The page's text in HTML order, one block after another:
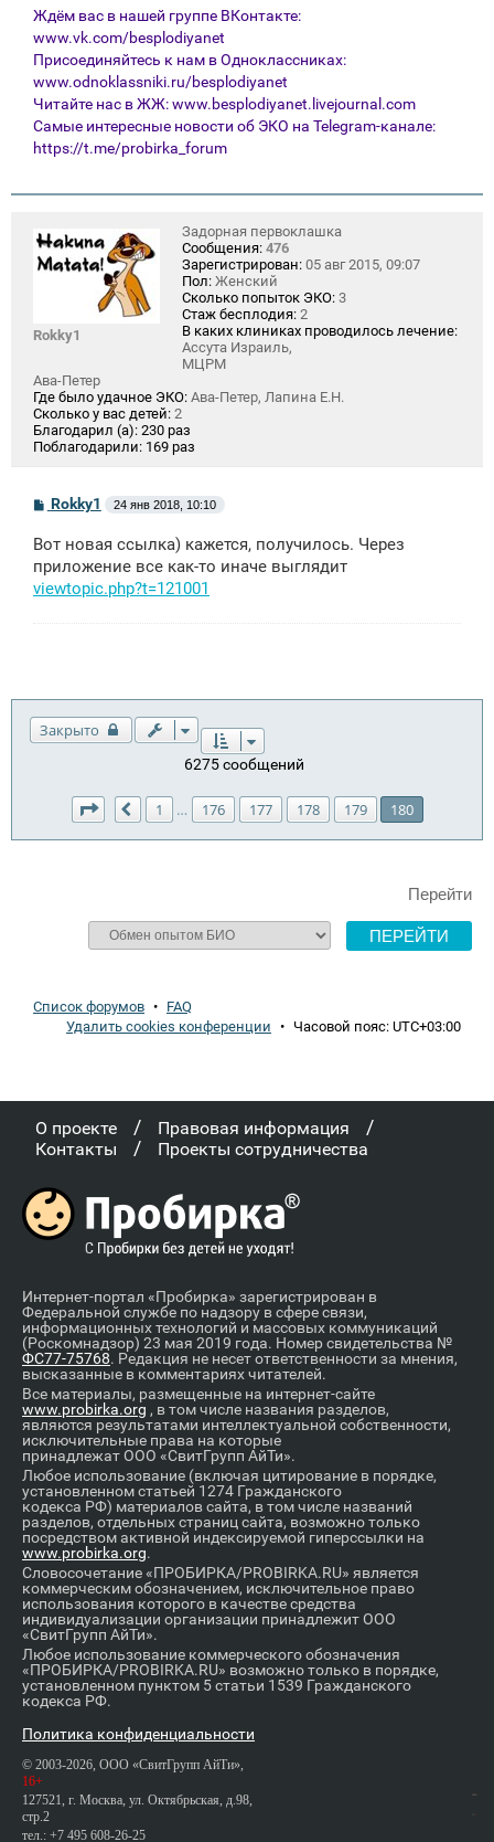
Ждём вас в нашей группе ВКонтакте:
www.vk.com/besplodiyanet
Присоединяйтесь к нам в Одноклассниках:
www.odnoklassniki.ru/besplodiyanet
Читайте нас в ЖЖ:www.besplodiyanet.livejournal.com
Самые интересные новости об ЭКО на Telegram-канале:
https://t.me/probirka_forum
Rokky1
Задорная первоклашка
Сообщения: 476
Зарегистрирован: 05 авг 2015, 09:07
Пол: Женский
Сколько попыток ЭКО: 3
Стаж бесплодия: 2
В каких клиниках проводилось лечение:
Ассута Израиль,
МЦРМ
Ава-Петер
Где было удачное ЭКО: Ава-Петер, Лапина Е.Н.
Сколько у вас детей: 2
Благодарил (а): 230 раз
Поблагодарили: 169 раз
С
о
б
щ
е
н
Rokky1 24 янв 2018, 10:10
Вот новая ссылка) кажется, получилось. Через
приложение все как-то иначе выглядит
viewtopic.php?t=121001
Закрыто
6275 сообщений
Страница 180 из180
Пред.
1 … 176 177 178 179 180
Перейти
Список форумов • FAQ
Удалить cookies конференции • Часовой пояс: UTC+03:00
О проекте / Правовая информация /
Контакты / Проекты сотрудничества
Интернет-портал «Пробирка» зарегистрирован в
Федеральной службе по надзору в сфере связи,
информационных технологий и массовых коммуникаций
(Роскомнадзор) 23 мая 2019 года. Номер свидетельства №
ФС77-75768. Редакция не несет ответственности за мнения,
высказанные в комментариях читателей.
Все материалы, размещенные на интернет-сайте
www.probirka.org , в том числе названия разделов,
являются результатами интеллектуальной собственности,
исключительные права на которые
принадлежат ООО «СвитГрупп АйТи».
Любое использование (включая цитирование в порядке,
установленном статьей 1274 Гражданского
кодекса РФ) материалов сайта, в том числе названий
разделов, отдельных страниц сайта, возможно только
посредством активной индексируемой гиперссылки на
www.probirka.org.
Словосочетание «ПРОБИРКА/PROBIRKA.RU» является
коммерческим обозначением, исключительное право
использования которого в качестве средства
индивидуализации организации принадлежит ООО
«СвитГрупп АйТи».
Любое использование коммерческого обозначения
«ПРОБИРКА/PROBIRKA.RU» возможно только в порядке,
установленном пунктом 5 статьи 1539 Гражданского
кодекса РФ.
Политика конфиденциальности
© 2003-2026, ООО «СвитГрупп АйТи»,
16+
127521, г. Москва, ул. Октябрьская, д.98,
стр.2
тел.: +7 495 608-26-25